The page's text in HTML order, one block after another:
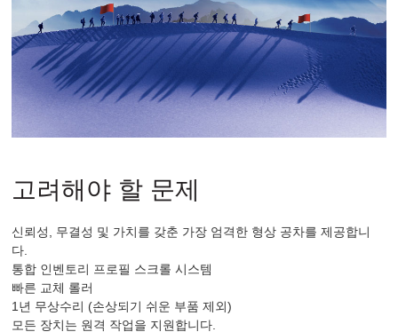
고려해야 할 문제
신뢰성, 무결성 및 가치를 갖춘 가장 엄격한 형상 공차를 제공합니
다.
통합 인벤토리 프로필 스크롤 시스템
빠른 교체 롤러
1년 무상수리 (손상되기 쉬운 부품 제외)
모든 장치는 원격 작업을 지원합니다.